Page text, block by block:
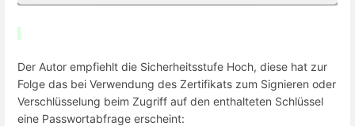
Der Autor empfiehlt die Sicherheitsstufe Hoch, diese hat zur
Folge das bei Verwendung des Zertifikats zum Signieren oder
Verschlüsselung beim Zugriff auf den enthalteten Schlüssel
eine Passwortabfrage erscheint: